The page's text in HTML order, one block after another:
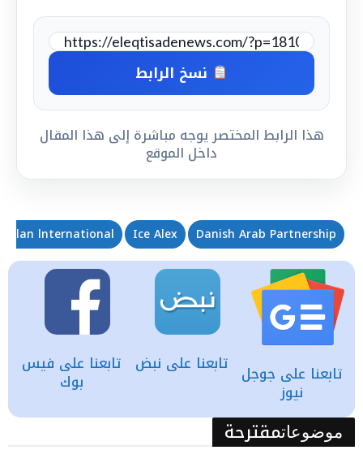
نسخ الرابط
هذا الرابط المختصر يوجه مباشرة إلى هذا المقال
داخل الموقع
Danish Arab Partnership
Ice Alex
Plan lnternational
تابعنا على فيس
بوك
تابعنا على نبض تابعنا على جوجل
نيوز
موضوعاتمقترحة